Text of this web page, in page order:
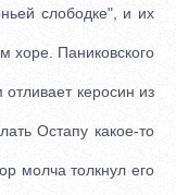
слободке", и их
хоре. Паниковского
керосин из
Остапу какое-то
молча толкнул его